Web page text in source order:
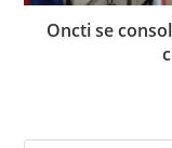
Oncti se